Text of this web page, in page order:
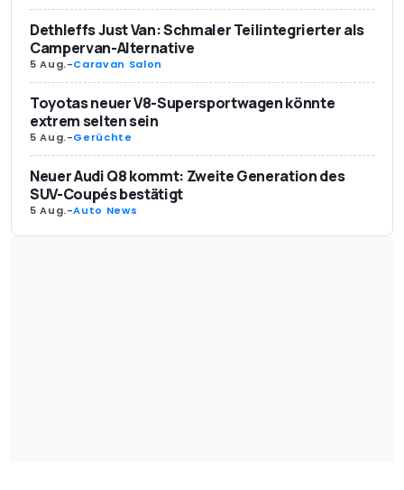
Dethleffs Just Van: Schmaler Teilintegrierter als
Campervan-Alternative
5 Aug.-Caravan Salon
Toyotas neuer V8-Supersportwagen könnte
extrem selten sein
5 Aug.-Gerüchte
Neuer Audi Q8 kommt: Zweite Generation des
SUV-Coupés bestätigt
5 Aug.-Auto News